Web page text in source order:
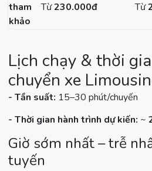
tham
khảo
Từ230.000đ Từ
Lịch chạy & thời
chuyển xe
- Tần suất: 15–30 phút/chuyến
- Thời gian hành trình dự kiến: ~
Giờ sớm nhất – trễ
tuyến